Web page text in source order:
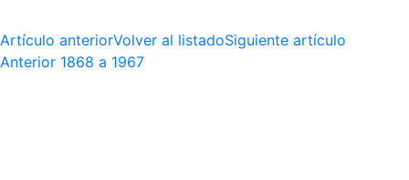
Artículo anteriorVolver al listadoSiguiente artículo
Anterior 1868 a 1967